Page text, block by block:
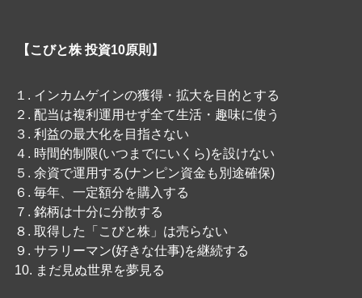
【こびと株 投資10原則】
１. インカムゲインの獲得・拡大を目的とする
２. 配当は複利運用せず全て生活・趣味に使う
３. 利益の最大化を目指さない
４. 時間的制限(いつまでにいくら)を設けない
５. 余資で運用する(ナンピン資金も別途確保)
６. 毎年、一定額分を購入する
７. 銘柄は十分に分散する
８. 取得した「こびと株」は売らない
９. サラリーマン(好きな仕事)を継続する
10. まだ見ぬ世界を夢見る